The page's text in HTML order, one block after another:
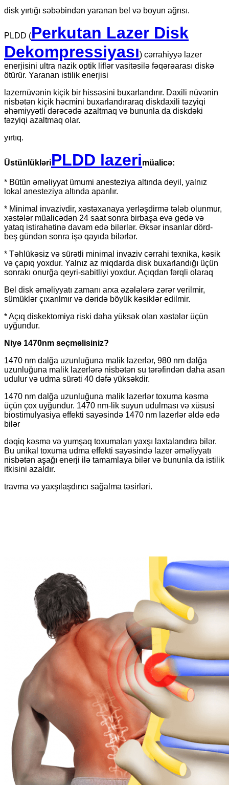
disk yırtığı səbəbindən yaranan bel və boyun ağrısı.
PLDD (Perkutan Lazer Disk
Dekompressiyası) cərrahiyyə lazer
enerjisini ultra nazik optik liflər vasitəsilə fəqərəarası diskə
ötürür. Yaranan istilik enerjisi
lazernüvənin kiçik bir hissəsini buxarlandırır. Daxili nüvənin
nisbətən kiçik həcmini buxarlandıraraq diskdaxili təzyiqi
əhəmiyyətli dərəcədə azaltmaq və bununla da diskdəki
təzyiqi azaltmaq olar.
yırtıq.
ÜstünlükləriPLDD lazerimüalicə:
* Bütün əməliyyat ümumi anesteziya altında deyil, yalnız
lokal anesteziya altında aparılır.
* Minimal invazivdir, xəstəxanaya yerləşdirmə tələb olunmur,
xəstələr müalicədən 24 saat sonra birbaşa evə gedə və
yataq istirahətinə davam edə bilərlər. Əksər insanlar dörd-
beş gündən sonra işə qayıda bilərlər.
* Təhlükəsiz və sürətli minimal invaziv cərrahi texnika, kəsik
və çapıq yoxdur. Yalnız az miqdarda disk buxarlandığı üçün
sonrakı onurğa qeyri-sabitliyi yoxdur. Açıqdan fərqli olaraq
Bel disk əməliyyatı zamanı arxa əzələlərə zərər verilmir,
sümüklər çıxarılmır və dəridə böyük kəsiklər edilmir.
* Açıq diskektomiya riski daha yüksək olan xəstələr üçün
uyğundur.
Niyə 1470nm seçməlisiniz?
1470 nm dalğa uzunluğuna malik lazerlər, 980 nm dalğa
uzunluğuna malik lazerlərə nisbətən su tərəfindən daha asan
udulur və udma sürəti 40 dəfə yüksəkdir.
1470 nm dalğa uzunluğuna malik lazerlər toxuma kəsmə
üçün çox uyğundur. 1470 nm-lik suyun udulması və xüsusi
biostimulyasiya effekti sayəsində 1470 nm lazerlər əldə edə
bilər
dəqiq kəsmə və yumşaq toxumaları yaxşı laxtalandıra bilər.
Bu unikal toxuma udma effekti sayəsində lazer əməliyyatı
nisbətən aşağı enerji ilə tamamlaya bilər və bununla da istilik
itkisini azaldır.
travma və yaxşılaşdırıcı sağalma təsirləri.